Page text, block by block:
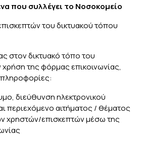
που συλλέγει το Νοσοκομείο
του δικτυακού τόπου
στον δικτυακό τόπο του
της φόρμας επικοινωνίας,
πληροφορίες:
διεύθυνση ηλεκτρονικού
περιεχόμενο αιτήματος / θέματος
χρηστών/επισκεπτών μέσω της